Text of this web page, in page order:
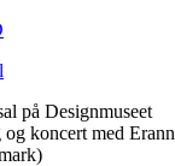
på Designmuseet
koncert med Erann